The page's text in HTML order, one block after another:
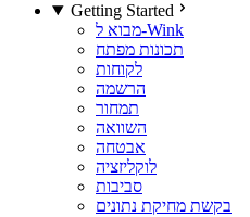
Getting Started
מבוא ל-Wink
תכונות מפתח
לקוחות
הרשמה
תמחור
השוואה
אבטחה
לוקליזציה
סביבות
בקשת מחיקת נתונים